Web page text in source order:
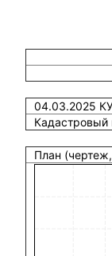
04.03.2025
Кадастровый
План